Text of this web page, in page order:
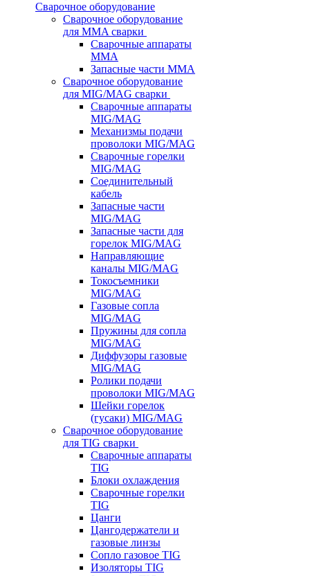
Сварочное оборудование
Сварочное оборудование
для MMA сварки
Сварочные аппараты
MMA
Запасные части MMA
Сварочное оборудование
для MIG/MAG сварки
Сварочные аппараты
MIG/MAG
Механизмы подачи
проволоки MIG/MAG
Сварочные горелки
MIG/MAG
Соединительный
кабель
Запасные части
MIG/MAG
Запасные части для
горелок MIG/MAG
Направляющие
каналы MIG/MAG
Токосъемники
MIG/MAG
Газовые сопла
MIG/MAG
Пружины для сопла
MIG/MAG
Диффузоры газовые
MIG/MAG
Ролики подачи
проволоки MIG/MAG
Шейки горелок
(гусаки) MIG/MAG
Сварочное оборудование
для TIG сварки
Сварочные аппараты
TIG
Блоки охлаждения
Сварочные горелки
TIG
Цанги
Цангодержатели и
газовые линзы
Сопло газовое TIG
Изоляторы TIG